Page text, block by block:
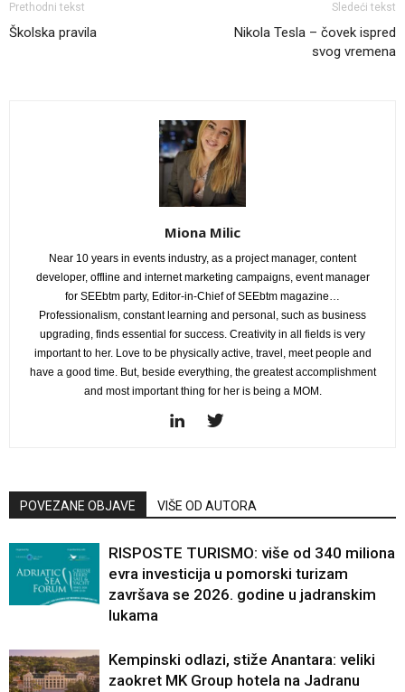
Prethodni tekst
Školska pravila
Sledeći tekst
Nikola Tesla – čovek ispred
svog vremena
Miona Milic
Near 10 years in events industry, as a project manager, content
developer, offline and internet marketing campaigns, event manager
for SEEbtm party, Editor-in-Chief of SEEbtm magazine…
Professionalism, constant learning and personal, such as business
upgrading, finds essential for success. Creativity in all fields is very
important to her. Love to be physically active, travel, meet people and
have a good time. But, beside everything, the greatest accomplishment
and most important thing for her is being a MOM.
POVEZANE OBJAVE VIŠE OD AUTORA
RISPOSTE TURISMO: više od 340 miliona
evra investicija u pomorski turizam
završava se 2026. godine u jadranskim
lukama
Kempinski odlazi, stiže Anantara: veliki
zaokret MK Group hotela na Jadranu